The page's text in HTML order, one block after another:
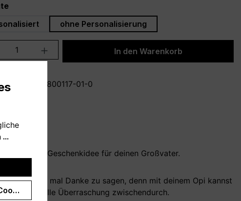
auswählen
ohne Personalisierung
Anzahl: Gib den gewünschten Wert
In den Warenkorb
T800117-01-0
Geschenkidee für deinen Großvater.
einfach mal Danke zu sagen, denn mit deinem Opi kannst
eine tolle Überraschung zwischendurch.